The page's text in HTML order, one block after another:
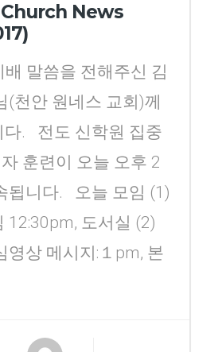
Church News
배 말씀을 전해주신 김
(천안 원네스 교회)께
다. 전도 신학원 집중
훈련이 오늘 오후 2
됩니다. 오늘 모임 (1)
12:30pm, 도서실 (2)
영상 메시지:１pm, 본